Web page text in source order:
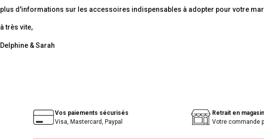
plus d'informations sur les accessoires indispensables à adopter pour votre
à très vite,
Delphine & Sarah
Vos paiements sécurisés
Visa, Mastercard, Paypal
Retrait en magasin
Votre commande